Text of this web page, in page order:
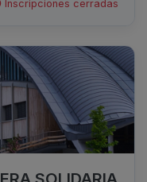
Inscripciones cerradas